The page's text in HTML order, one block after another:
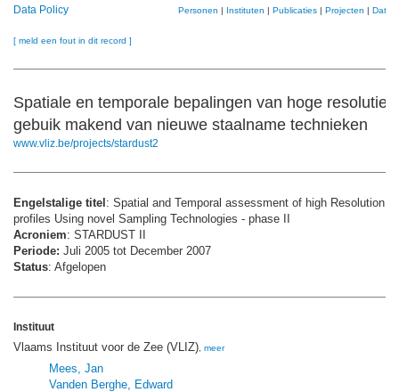
Data Policy Personen | Instituten | Publicaties| Projecten |
[ meld een fout in dit record ]
Spatiale en temporale bepalingen van hoge resolutie
gebuik makend van nieuwe staalname technieken
www.vliz.be/projects/stardust2
Engelstalige titel: Spatial and Temporal assessment of high Resolution
profiles Using novel Sampling Technologies - phase II
Acroniem: STARDUST II
Periode: Juli 2005 tot December 2007
Status: Afgelopen
Instituut
Vlaams Instituut voor de Zee (VLIZ) meer
Mees, Jan
Vanden Berghe, Edward